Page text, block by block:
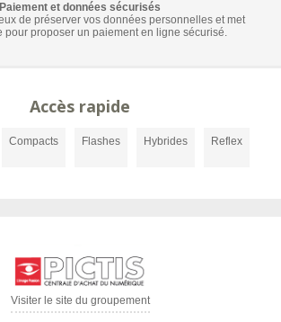
Paiement et données sécurisés
de préserver vos données personnelles et met
pour proposer un paiement en ligne sécurisé.
Accès rapide
Compacts Flashes Hybrides Reflex
Visiter le site du groupement